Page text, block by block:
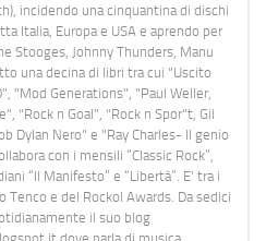
incidendo una cinquantina di dischi
Italia, Europa e USA e aprendo per
Stooges, Johnny Thunders, Manu
una decina di libri tra cui "Uscito
"Mod Generations", "Paul Weller,
"Rock n Goal", "Rock n Spor"t, Gil
Dylan Nero" e "Ray Charles- Il genio
con i mensili “Classic Rock”,
“Il Manifesto” e “Libertà”. E' tra i
Tenco e del Rockol Awards. Da sedici
il suo blog